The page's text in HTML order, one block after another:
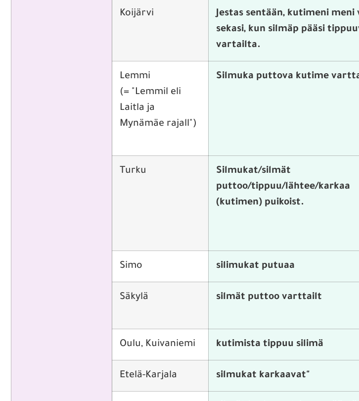
Koijärvi
Jestas sentään, kutimeni meni
sekasi, kun silmäp pääsi
vartailta.
Lemmi
(= "Lemmil eli
Laitla ja
Mynämäe rajall")
Silmuka puttova kutime
Turku
Silmukat/silmät
puttoo/tippuu/lähtee/karkaa
(kutimen) puikoist.
Simo silimukat putuaa
Säkylä silmät puttoo varttailt
Oulu, Kuivaniemi kutimista tippuu silimä
Etelä-Karjala silmukat karkaavat"